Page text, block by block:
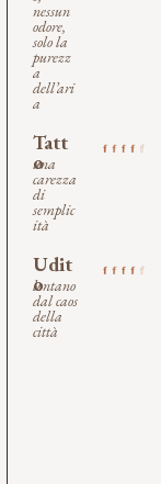
nessun
odore,
solo la
purezz
a
dell’ari
a
Tatt
o
una
carezza
di
semplic
ità
Udit
o
lontano
dal caos
della
città